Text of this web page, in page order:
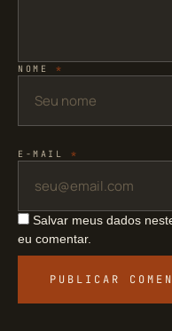
NOME *
E-MAIL *
Salvar meus dados
eu comentar.